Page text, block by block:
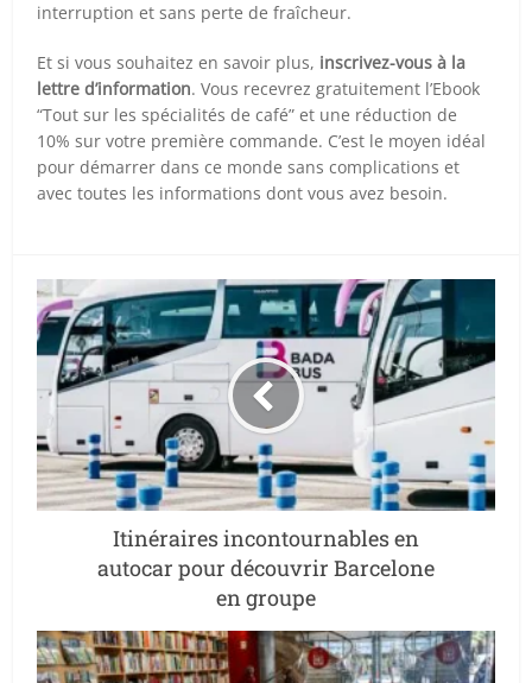
interruption et sans perte de fraîcheur.
Et si vous souhaitez en savoir plus, inscrivez-vous à la
lettre d’information. Vous recevrez gratuitement l’Ebook
“Tout sur les spécialités de café” et une réduction de
10% sur votre première commande. C’est le moyen idéal
pour démarrer dans ce monde sans complications et
avec toutes les informations dont vous avez besoin.
Itinéraires incontournables en
autocar pour découvrir Barcelone
en groupe